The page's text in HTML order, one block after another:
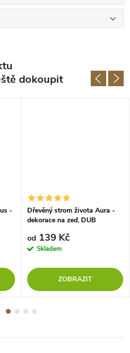
dokoupit
-
Dřevěný strom života Aura -
dekorace na zeď, DUB
od 139 Kč
Skladem
ZOBRAZIT